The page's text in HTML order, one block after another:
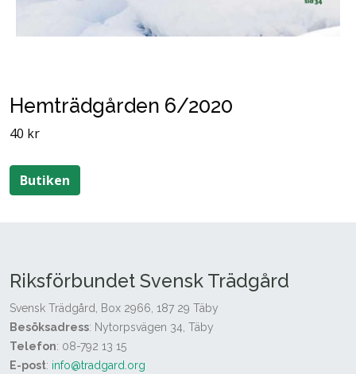
Hemträdgården 6/2020
40 kr
Butiken
Riksförbundet Svensk Trädgård
Svensk Trädgård, Box 2966, 187 29 Täby
Besöksadress: Nytorpsvägen 34, Täby
Telefon: 08-792 13 15
E-post: info@tradgard.org